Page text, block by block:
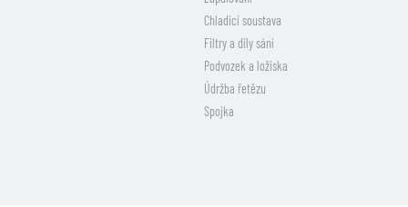
Chladicí soustava
Filtry a díly sání
Podvozek a ložiska
Údržba řetězu
Spojka